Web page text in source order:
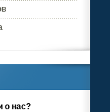
о нас?